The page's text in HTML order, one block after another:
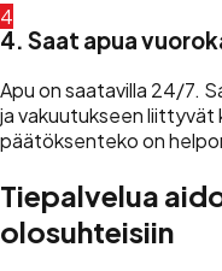
4
4. Saat apua
Apu on saatavilla 24/7.
ja vakuutukseen
päätöksenteko on
Tiepalvelua
olosuhteisiin